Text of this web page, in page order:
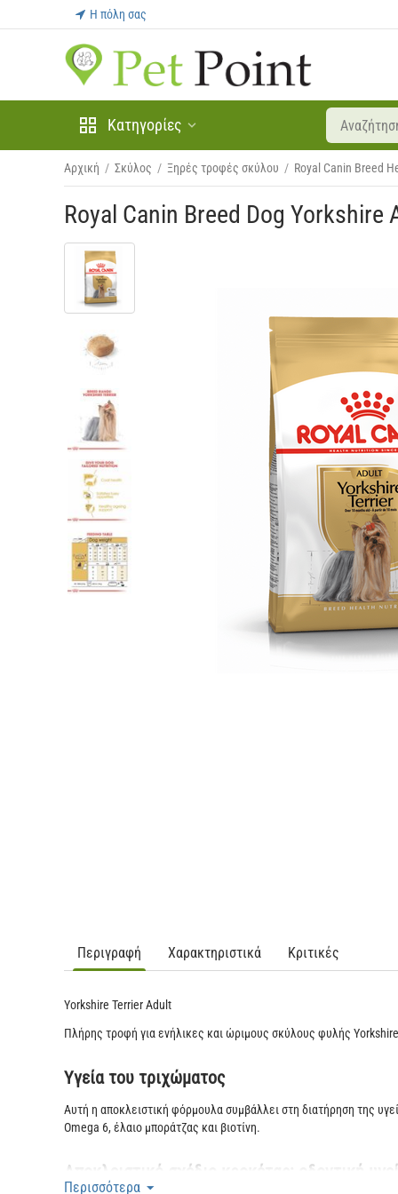
Η πόλη σας
Κατηγορίες
Αρχική / Σκύλος / Ξηρές τροφές σκύλου / Royal Canin Breed
Royal Canin Breed Dog Yorkshire
Περιγραφή Χαρακτηριστικά Κριτικές
Yorkshire Terrier Adult
Πλήρης τροφή για ενήλικες και ώριμους σκύλους φυλής
Υγεία του τριχώματος
Αυτή η αποκλειστική φόρμουλα συμβάλλει στη διατήρηση της
Omega 6, έλαιο μποράτζας και βιοτίνη.
Αποκλειστικό σχέδιο κροκέτας: οδοντική υγεία
Περισσότερα